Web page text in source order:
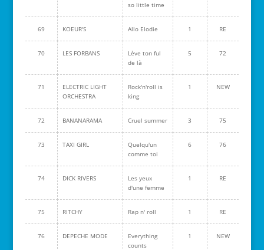
so little time
69 KOEUR'S Allo Elodie 1 RE
70 LES FORBANS
Lève ton ful
de là
5 72
71
ELECTRIC LIGHT
ORCHESTRA
Rock'n'roll is
king
1 NEW
72 BANANARAMA Cruel summer 3 75
73 TAXI GIRL
Quelqu'un
comme toi
6 76
74 DICK RIVERS
Les yeux
d'une femme
1 RE
75 RITCHY Rap n' roll 1 RE
76 DEPECHE MODE
Everything
counts
1 NEW